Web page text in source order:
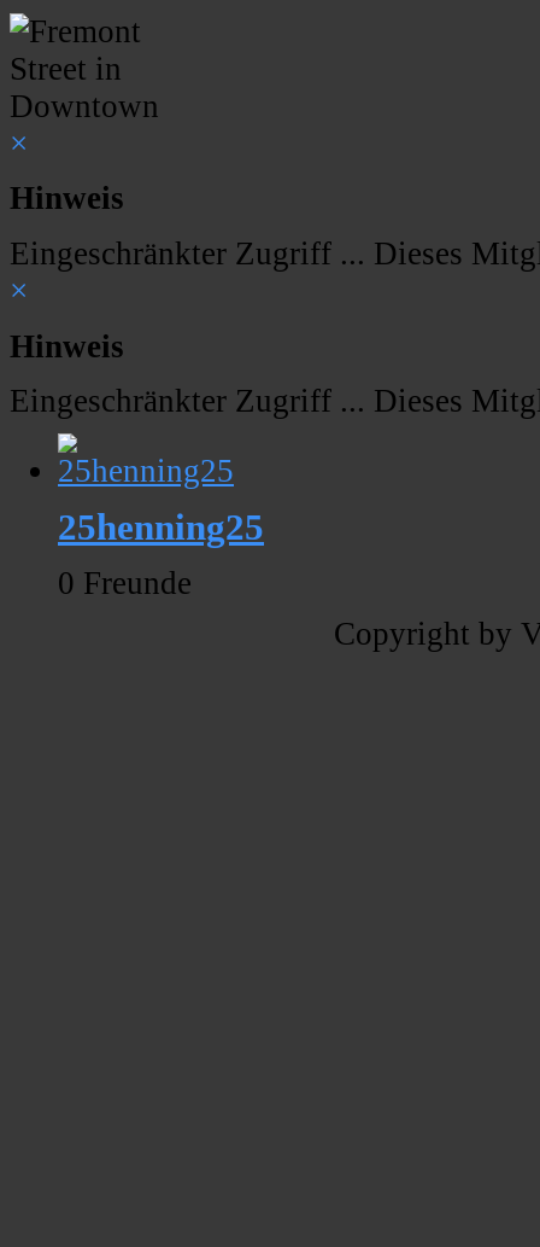
×
Hinweis
Eingeschränkter Zugriff ... Dieses
×
Hinweis
Eingeschränkter Zugriff ... Dieses
25henning25
0 Freunde
Copyright by